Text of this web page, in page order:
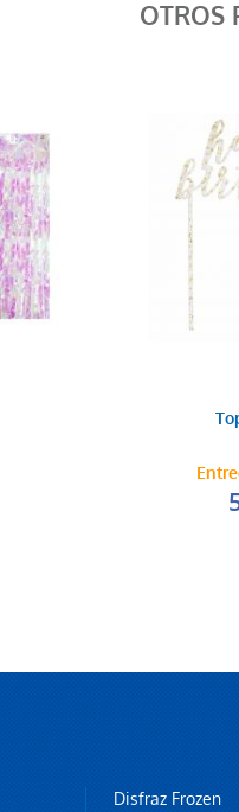
OTROS
Disfraz Frozen